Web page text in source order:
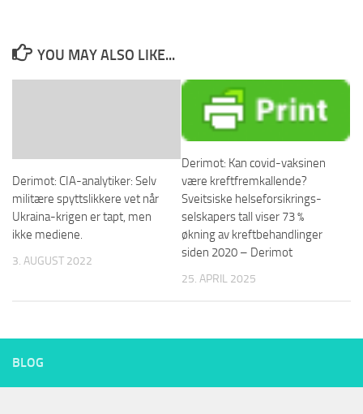
YOU MAY ALSO LIKE...
Derimot: CIA-analytiker: Selv
militære spyttslikkere vet når
Ukraina-krigen er tapt, men
ikke mediene.
3. AUGUST 2022
Derimot: Kan covid-vaksinen
være kreftfremkallende?
Sveitsiske helseforsikrings-
selskapers tall viser 73 %
økning av kreftbehandlinger
siden 2020 – Derimot
25. APRIL 2025
BLOG